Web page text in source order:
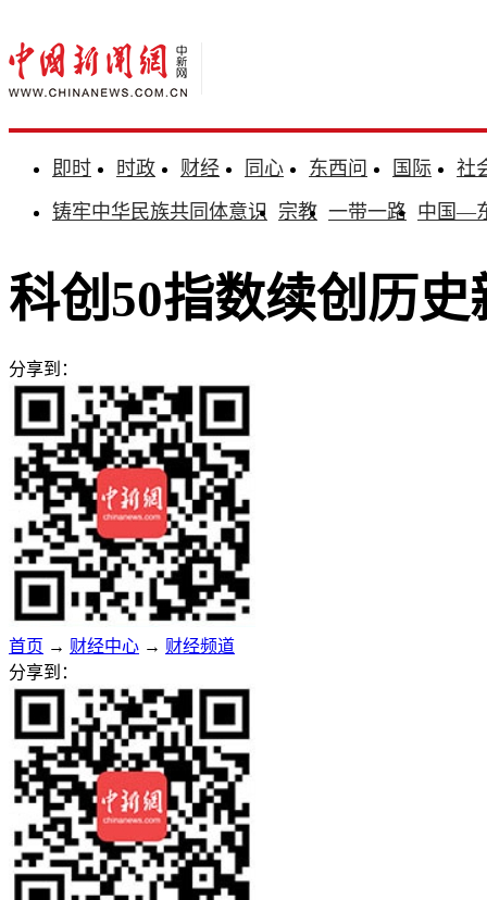
即时 时政 财经 同心 东西问 国际
社
铸牢中华民族共同体意识 宗教 一带一路 中国—
科创50指数续创历史
分享到：
首页 → 财经中心 → 财经频道
分享到：